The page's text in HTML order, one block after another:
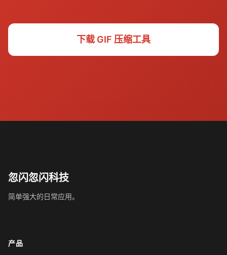
下载 GIF 压缩工具
忽闪忽闪科技
简单强大的日常应用。
产品